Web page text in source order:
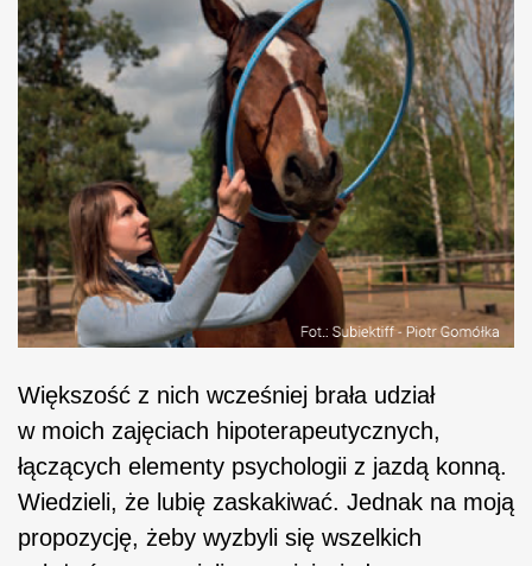
Większość z nich wcześniej brała udział
w moich zajęciach hipoterapeutycznych,
łączących elementy psychologii z jazdą konną.
Wiedzieli, że lubię zaskakiwać. Jednak na moją
propozycję, żeby wyzbyli się wszelkich